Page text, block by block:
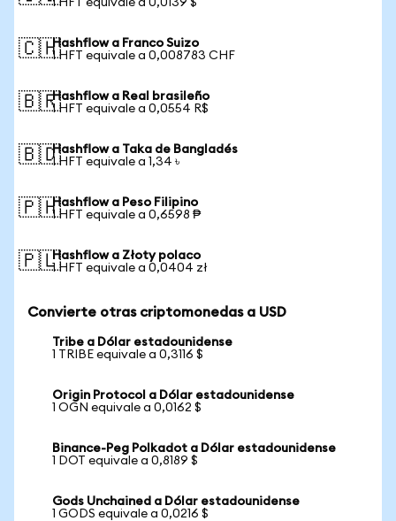
1 HFT equivale a 0,0139 $
🇨🇭Hashflow a Franco Suizo
1 HFT equivale a 0,008783 CHF
🇧🇷Hashflow a Real brasileño
1 HFT equivale a 0,0554 R$
🇧🇩Hashflow a Taka de Bangladés
1 HFT equivale a 1,34 ৳
🇵🇭Hashflow a Peso Filipino
1 HFT equivale a 0,6598 ₱
🇵🇱Hashflow a Złoty polaco
1 HFT equivale a 0,0404 zł
Convierte otras criptomonedas a USD
Tribe a Dólar estadounidense
1 TRIBE equivale a 0,3116 $
Origin Protocol a Dólar estadounidense
1 OGN equivale a 0,0162 $
Binance-Peg Polkadot a Dólar estadounidense
1 DOT equivale a 0,8189 $
Gods Unchained a Dólar estadounidense
1 GODS equivale a 0,0216 $